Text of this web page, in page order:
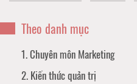
Theo danh mục
1. Chuyên môn Marketing
2. Kiến thức quản trị